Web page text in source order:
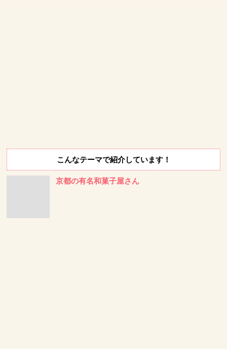
こんなテーマで紹介しています！
京都の有名和菓子屋さん